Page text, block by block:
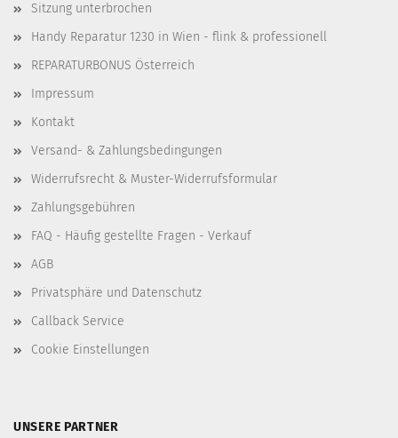
Sitzung unterbrochen
Handy Reparatur 1230 in Wien - flink & professionell
REPARATURBONUS Österreich
Impressum
Kontakt
Versand- & Zahlungsbedingungen
Widerrufsrecht & Muster-Widerrufsformular
Zahlungsgebühren
FAQ - Häufig gestellte Fragen - Verkauf
AGB
Privatsphäre und Datenschutz
Callback Service
Cookie Einstellungen
UNSERE PARTNER